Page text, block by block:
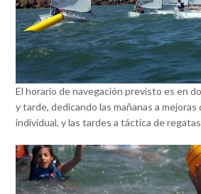
El horario de navegación previsto es en
y tarde, dedicando las mañanas a
individual, y las tardes a táctica de